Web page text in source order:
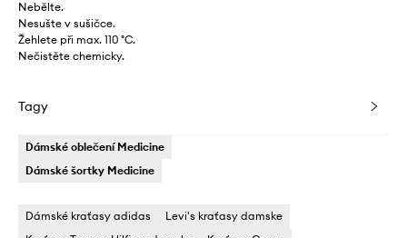
Nebělte.
Nesušte v sušičce.
Žehlete při max. 110 °C.
Nečistěte chemicky.
Tagy
Dámské oblečení Medicine
Dámské šortky Medicine
Dámské kraťasy adidas
Levi's kraťasy damske